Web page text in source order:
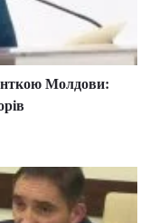
Молдови: